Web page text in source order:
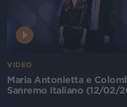
VIDEO
Maria Antonietta e
Sanremo Italiano (12/02/